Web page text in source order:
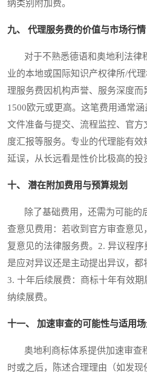
纳类别附加费。
九、 代理服务费的价值与市场行情
对于不熟悉德语和奥地利法律
业的本地或国际知识产权律所/代
理服务费因机构声誉、服务深度而
1500欧元或更高。这笔费用通常
文件准备与提交、流程监控、官
度汇报等服务。专业的代理能有
延误，从长远看是性价比极高的投
十、 潜在附加费用与预算规划
除了基础费用，还需为可能的
查意见费用：若收到官方审查意
复意见的法律服务费。2. 异议程
是应对异议还是主动提出异议，都
3. 十年后续展费：商标十年有效
纳续展费。
十一、 加速审查的可能性与适用
奥地利商标体系提供加速审查
时或之后，陈述合理理由（如发